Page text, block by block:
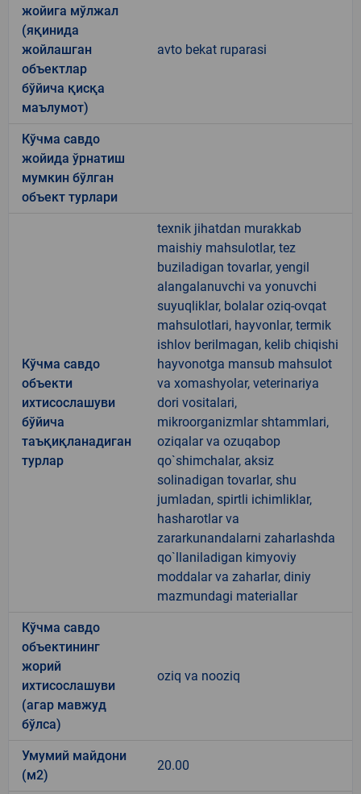
жойига мўлжал
(яқинида
жойлашган
объектлар
бўйича қисқа
маълумот)
avto bekat ruparasi
Кўчма савдо
жойида ўрнатиш
мумкин бўлган
объект турлари
Кўчма савдо
объекти
ихтисослашуви
бўйича
таъқиқланадиган
турлар
texnik jihatdan murakkab
maishiy mahsulotlar, tez
buziladigan tovarlar, yengil
alangalanuvchi va yonuvchi
suyuqliklar, bolalar oziq-ovqat
mahsulotlari, hayvonlar, termik
ishlov berilmagan, kelib chiqishi
hayvonotga mansub mahsulot
va xomashyolar, veterinariya
dori vositalari,
mikroorganizmlar shtammlari,
oziqalar va ozuqabop
qo`shimchalar, aksiz
solinadigan tovarlar, shu
jumladan, spirtli ichimliklar,
hasharotlar va
zararkunandalarni zaharlashda
qo`llaniladigan kimyoviy
moddalar va zaharlar, diniy
mazmundagi materiallar
Кўчма савдо
объектининг
жорий
ихтисослашуви
(агар мавжуд
бўлса)
oziq va nooziq
Умумий майдони
(м2)
20.00